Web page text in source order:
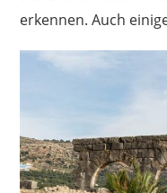
erkennen. Auch